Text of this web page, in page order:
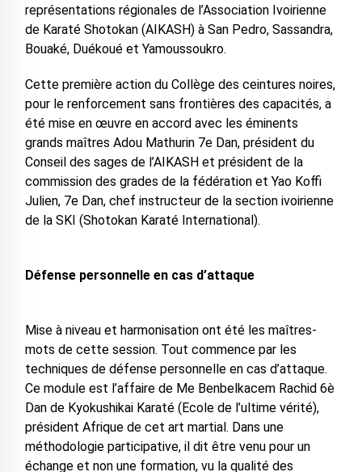
représentations régionales de l’Association Ivoirienne
de Karaté Shotokan (AIKASH) à San Pedro, Sassandra,
Bouaké, Duékoué et Yamoussoukro.
Cette première action du Collège des ceintures noires,
pour le renforcement sans frontières des capacités, a
été mise en œuvre en accord avec les éminents
grands maîtres Adou Mathurin 7e Dan, président du
Conseil des sages de l’AIKASH et président de la
commission des grades de la fédération et Yao Koffi
Julien, 7e Dan, chef instructeur de la section ivoirienne
de la SKI (Shotokan Karaté International).
Défense personnelle en cas d’attaque
Mise à niveau et harmonisation ont été les maîtres-
mots de cette session. Tout commence par les
techniques de défense personnelle en cas d’attaque.
Ce module est l’affaire de Me Benbelkacem Rachid 6è
Dan de Kyokushikai Karaté (Ecole de l’ultime vérité),
président Afrique de cet art martial. Dans une
méthodologie participative, il dit être venu pour un
échange et non une formation, vu la qualité des